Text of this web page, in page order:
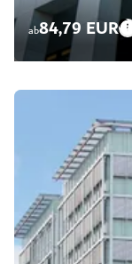
ab84,79 EUR